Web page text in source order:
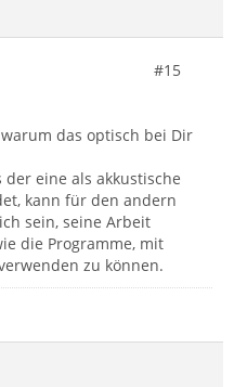
#15
das optisch bei Dir
eine als akkustische
kann für den andern
sein, seine Arbeit
die Programme, mit
zu können.